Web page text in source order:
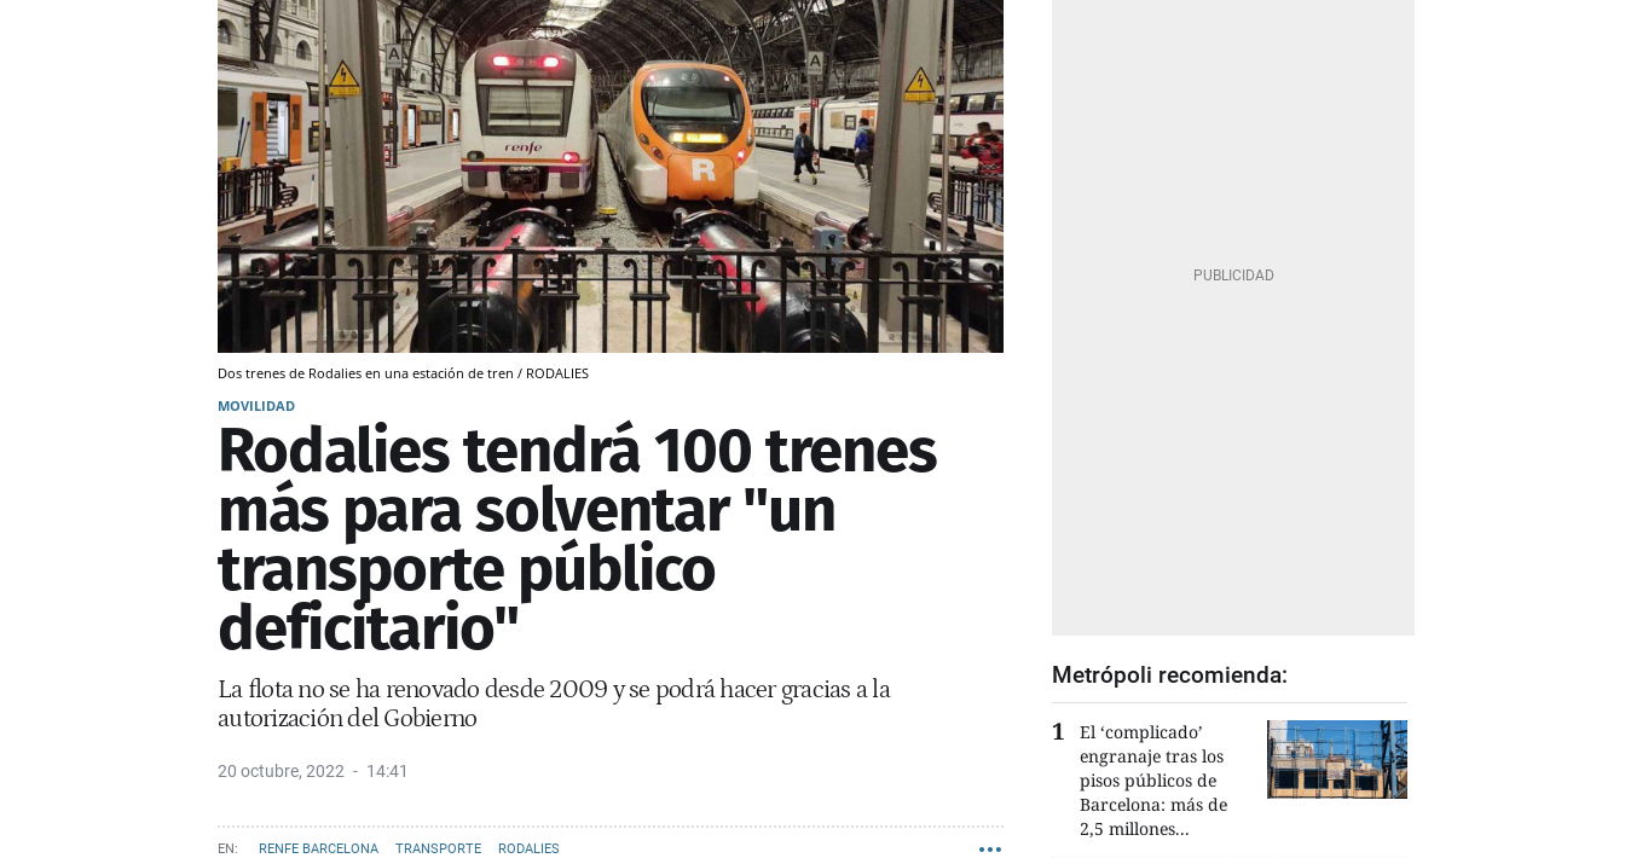
Dos trenes de Rodalies en una estación de tren / RODALIES
MOVILIDAD
Rodalies tendrá 100 trenes
más para solventar "un
transporte público
deficitario"
La flota no se ha renovado desde 2009 y se podrá hacer gracias a la
autorización del Gobierno
20 octubre, 2022 14:41
RENFE BARCELONA TRANSPORTE RODALIES
Metrópoli recomienda:
El ‘complicado’
engranaje tras los
pisos públicos de
Barcelona: más de
2,5 millones...